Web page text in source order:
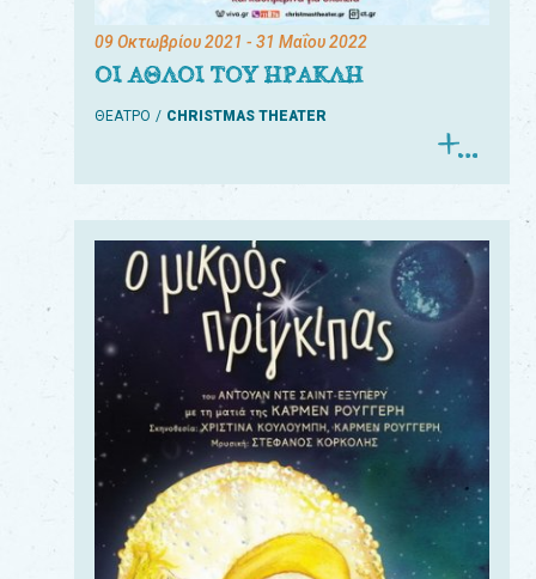
09 Οκτωβρίου 2021 - 31 Μαΐου 2022
ΟΙ ΑΘΛΟΙ ΤΟΥ ΗΡΑΚΛΗ
ΘΕΑΤΡΟ CHRISTMAS THEATER